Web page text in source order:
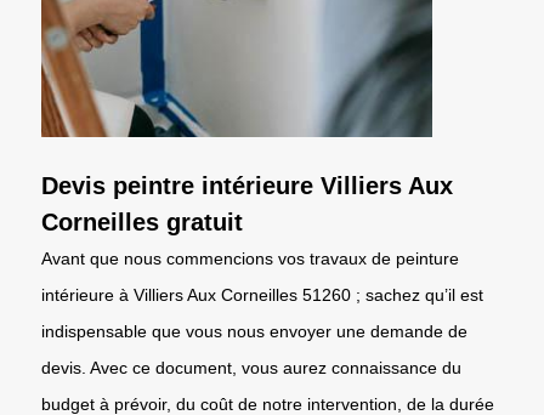
Devis peintre intérieure Villiers Aux
Corneilles gratuit
Avant que nous commencions vos travaux de peinture
intérieure à Villiers Aux Corneilles 51260 ; sachez qu’il est
indispensable que vous nous envoyer une demande de
devis. Avec ce document, vous aurez connaissance du
budget à prévoir, du coût de notre intervention, de la durée